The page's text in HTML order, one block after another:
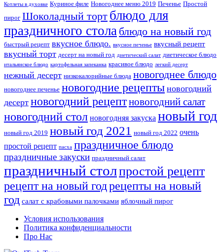
Котлеты в духовке Куриное филе Новогоднее меню 2019 Печенье Простой
пирог Шоколадный торт блюдо для
праздничного стола блюдо на новый год
быстрый рецепт вкусное блюдо. вкусное печенье вкусный рецепт
вкусный торт десерт на новый год диетический салат диетическое блюдо
итальянское блюдо картофельная запеканка красивое блюдо легкий десерт
нежный десерт низкокалорийные блюда новогоднее блюдо
новогоднее печенье новогодние рецепты новогодний
десерт новогодний рецептновогодний салат
новогодний стол новогодняя закуска новый год
новый год 2019 новый год 2021 новый год 2022 очень
простой рецепт пасха праздничное блюдо
праздничные закуски праздничный салат
праздничный столпростой рецепт
рецепт на новый годрецепты на новый
год салат с крабовыми палочками яблочный пирог
Условия использования
Политика конфиденциальности
Про Нас